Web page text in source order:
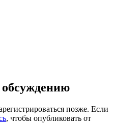
позже. Если
, чтобы опубликовать от